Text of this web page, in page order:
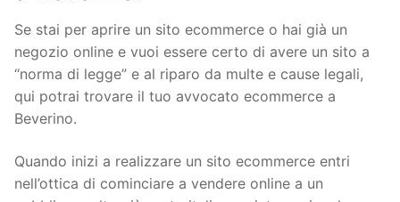
Se stai per aprire un sito ecommerce o hai già un
negozio online e vuoi essere certo di avere un sito a
“norma di legge” e al riparo da multe e cause legali,
qui potrai trovare il tuo avvocato ecommerce a
Beverino.
Quando inizi a realizzare un sito ecommerce entri
nell’ottica di cominciare a vendere online a un